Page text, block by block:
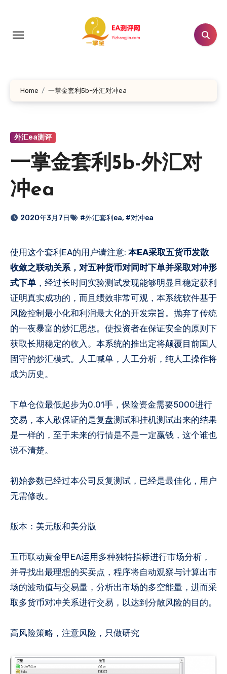
Home 一掌金套利5b-外汇对冲ea
外汇ea测评
一掌金套利5b-外汇对
冲ea
2020年3月7日 #外汇套利ea, #对冲ea
使用这个套利EA的用户请注意: 本EA采取五货币发散
收敛之联动关系，对五种货币对同时下单并采取对冲形
式下单 ，经过长时间实验测试发现能够明显且稳定获利
证明真实成功的，而且绩效非常可观，本系统软件基于
风险控制最小化和利润最大化的开发宗旨。抛弃了传统
的一夜暴富的炒汇思想。使投资者在保证安全的原则下
获取长期稳定的收入。本系统的推出定将颠覆目前国人
固守的炒汇模式。人工喊单，人工分析，纯人工操作将
成为历史。
下单仓位最低起步为0.01手，保险资金需要5000进行
交易，本人敢保证的是复盘测试和挂机测试出来的结果
是一样的，至于未来的行情是不是一定赢钱，这个谁也
说不清楚。
初始参数已经过本公司反复测试，已经是最佳化，用户
无需修改。
版本：美元版和美分版
五币联动黄金甲EA运用多种独特指标进行市场分析，
并寻找出最理想的买卖点，程序将自动观察与计算出市
场的波动值与交易量，分析出市场的多空能量，进而采
取多货币对冲关系进行交易，以达到分散风险的目的。
高风险策略，注意风险，只做研究